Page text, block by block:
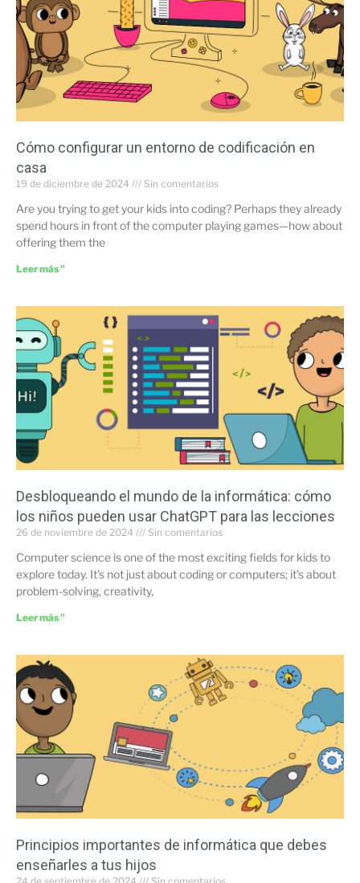
Cómo configurar un entorno de codificación en
casa
19 de diciembre de 2024 Sin comentarios
Are you trying to get your kids into coding? Perhaps they already
spend hours in front of the computer playing games—how about
offering them the
Leer más "
Desbloqueando el mundo de la informática: cómo
los niños pueden usar ChatGPT para las lecciones
26 de noviembre de 2024 Sin comentarios
Computer science is one of the most exciting fields for kids to
explore today. It’s not just about coding or computers; it’s about
problem-solving, creativity,
Leer más "
Principios importantes de informática que debes
enseñarles a tus hijos